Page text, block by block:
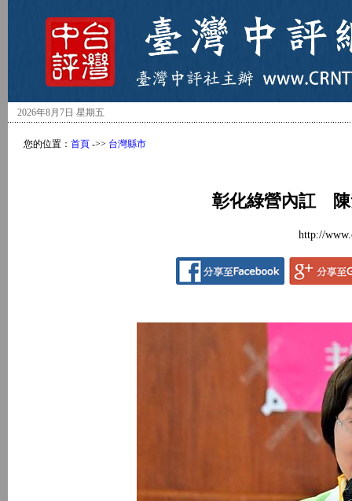
2026年8月7日 星期五
您的位置： 首頁 ->> 台灣縣市
彰化綠營內訌 陳
http://